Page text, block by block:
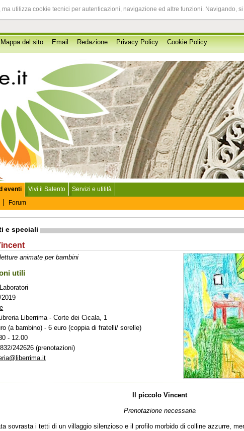
utilizza cookie tecnici per autenticazioni, navigazione ed altre funzioni. Navigando,
Mappa del sito Email Redazione Privacy Policy Cookie Policy
eventi
Forum
Vivi il Salento Servizi e utilità
e speciali
animate per bambini
utili
Laboratori
Liberrima - Corte dei Cicala, 1
(a bambino) - 6 euro (coppia di fratelli/ sorelle)
- 12.00
242626 (prenotazioni)
Il piccolo Vincent
Prenotazione necessaria
sovrasta i tetti di un villaggio silenzioso e il profilo morbido di colline azzurre,